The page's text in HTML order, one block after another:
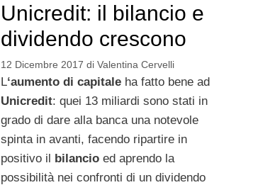
Unicredit: il bilancio e
dividendo crescono
12 Dicembre 2017 di Valentina Cervelli
L‘aumento di capitaleha fatto bene ad
Unicredit: quei 13 miliardi sono stati in
grado di dare alla banca una notevole
spinta in avanti, facendo ripartire in
positivo il bilancioed aprendo la
possibilità nei confronti di un dividendo